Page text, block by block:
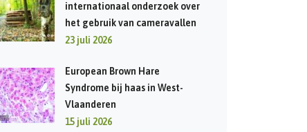
internationaal onderzoek over
het gebruik van cameravallen
23 juli 2026
European Brown Hare
Syndrome bij haas in West-
Vlaanderen
15 juli 2026